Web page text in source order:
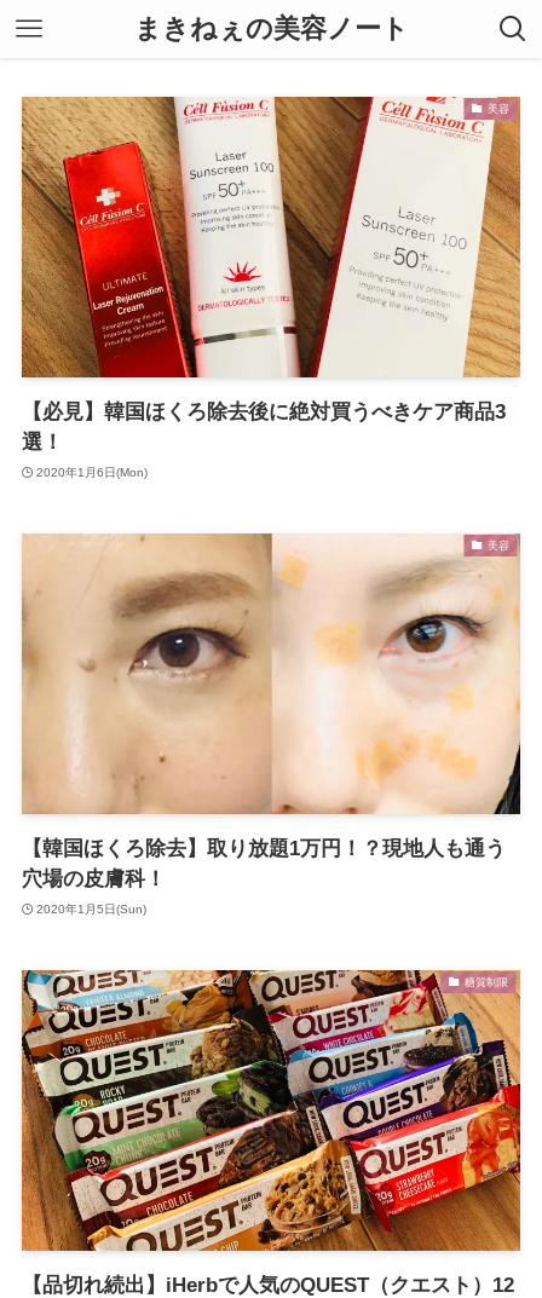
まきねぇの美容ノート
美容
【必見】韓国ほくろ除去後に絶対買うべきケア商品3
選！
2020年1月6日(Mon)
美容
【韓国ほくろ除去】取り放題1万円！？現地人も通う
穴場の皮膚科！
2020年1月5日(Sun)
糖質制限
【品切れ続出】iHerbで人気のQUEST（クエスト）12